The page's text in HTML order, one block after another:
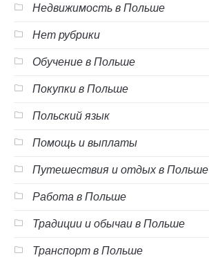
Недвижимость в Польше
Нет рубрики
Обучение в Польше
Покупки в Польше
Польский язык
Помощь и выплаты
Путешествия и отдых в Польше
Работа в Польше
Традиции и обычаи в Польше
Транспорт в Польше